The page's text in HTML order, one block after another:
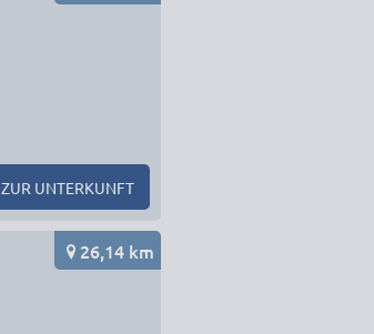
ZUR UNTERKUNFT
26,14 km